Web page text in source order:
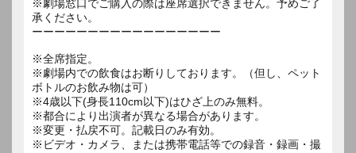
※劇場窓口でご購入の際は座席選択できません。予めご了
承ください。
ーーーーーーーーーーーーーーーーー
※全席指定。
※劇場内での飲食はお断りしております。（但し、ペット
ボトルのお飲み物は可）
※4歳以下(身長110cm以下)はひざ上のみ無料。
※都合により出演者が異なる場合があります。
※変更・払戻不可。記載日のみ有効。
※ビデオ・カメラ、または携帯電話等での録音・録画・撮